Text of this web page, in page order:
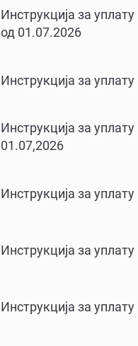
Инструкција за
од 01.07.2026
Инструкција за
Инструкција за
01.07,2026
Инструкција за
Инструкција за
Инструкција за